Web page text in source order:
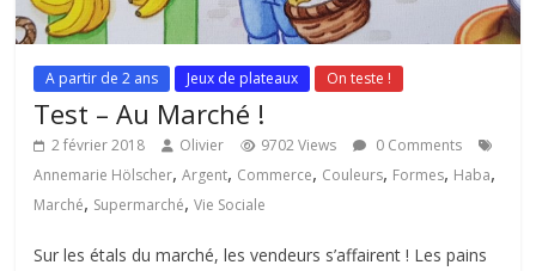
A partir de 2 ans Jeux de plateaux On teste !
Test – Au Marché !
2 février 2018 Olivier 9702 Views
0 Comments
Annemarie Hölscher,Argent, Commerce, Couleurs, Formes, Haba,
Marché, Supermarché,Vie Sociale
Sur les étals du marché, les vendeurs s’affairent ! Les pains